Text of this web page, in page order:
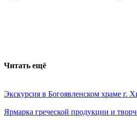
Читать ещё
Экскурсия в Богоявленском храме г.
Ярмарка греческой продукции и